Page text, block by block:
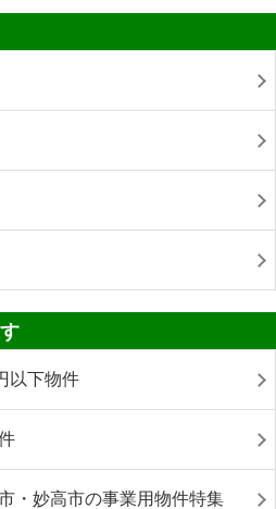
以下物件
・妙高市の事業用物件特集